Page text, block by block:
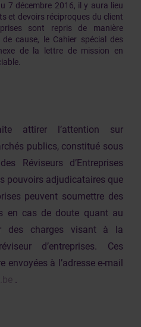
7 décembre 2016, il y aura lieu
et devoirs réciproques du client
sont repris de manière
cause, le Cahier spécial des
de la lettre de mission en
attirer l’attention sur
publics, constitué sous
Réviseurs d’Entreprises
pouvoirs adjudicataires que
peuvent soumettre des
en cas de doute quant au
des charges visant à la
d’entreprises. Ces
envoyées à l’adresse e-mail
.